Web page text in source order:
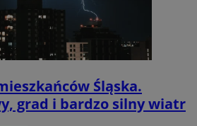
Śląska.
grad i bardzo silny wiatr